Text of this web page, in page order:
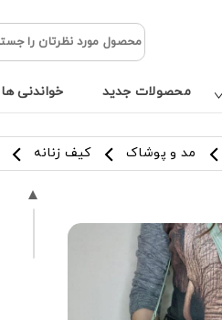
محصولات جدید خواندنی ها
مد و پوشاک کیف زنانه